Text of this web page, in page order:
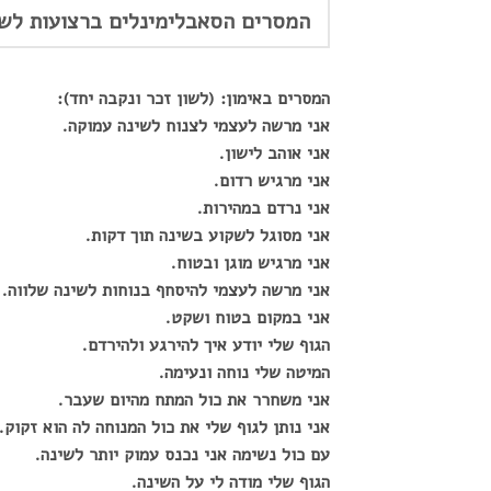
המסרים הסאבלימינלים ברצועות
המסרים באימון: (לשון זכר ונקבה יחד):
אני מרשה לעצמי לצנוח לשינה עמוקה.
אני אוהב לישון.
אני מרגיש רדום.
אני נרדם במהירות.
אני מסוגל לשקוע בשינה תוך דקות.
אני מרגיש מוגן ובטוח.
אני מרשה לעצמי להיסחף בנוחות לשינה שלווה.
אני במקום בטוח ושקט.
הגוף שלי יודע איך להירגע ולהירדם.
המיטה שלי נוחה ונעימה.
אני משחרר את כול המתח מהיום שעבר.
אני נותן לגוף שלי את כול המנוחה לה הוא זקוק.
עם כול נשימה אני נכנס עמוק יותר לשינה.
הגוף שלי מודה לי על השינה.